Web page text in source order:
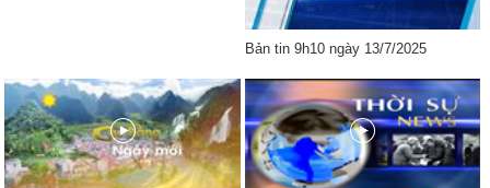
Bản tin 9h10 ngày 13/7/2025